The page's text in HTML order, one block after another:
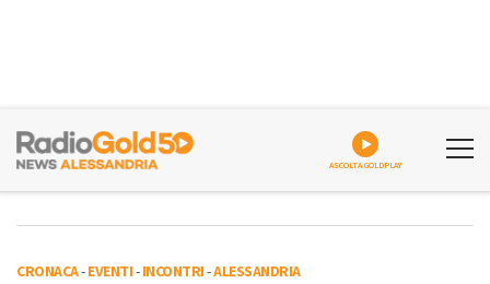
ASCOLTA GOLDPLAY
CRONACA-EVENTI-INCONTRI-ALESSANDRIA